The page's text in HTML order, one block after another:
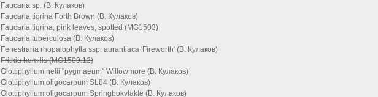
Faucaria sp. (В. Кулаков)
Faucaria tigrina Forth Brown (В. Кулаков)
Faucaria tigrina, pink leaves, spotted (MG1503)
Faucaria tuberculosa (В. Кулаков)
Fenestraria rhopalophylla ssp. aurantiaca 'Fireworth' (В. Кулаков)
Frithia humilis (MG1509.12)
Glottiphyllum nelii "pygmaeum" Willowmore (В. Кулаков)
Glottiphyllum oligocarpum SL84 (В. Кулаков)
Glottiphyllum oligocarpum Springbokvlakte (В. Кулаков)